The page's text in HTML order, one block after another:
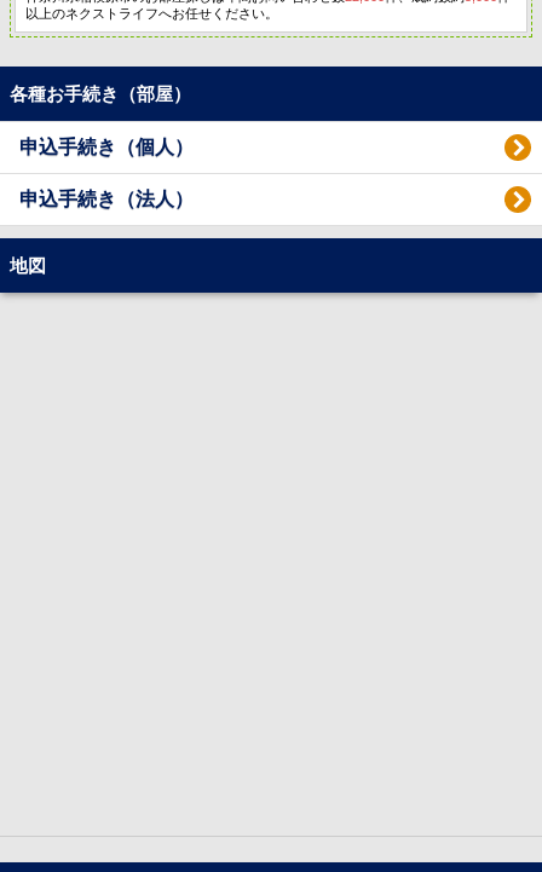
以上のネクストライフへお任せください。
各種お手続き（部屋）
申込手続き（個人）
申込手続き（法人）
地図